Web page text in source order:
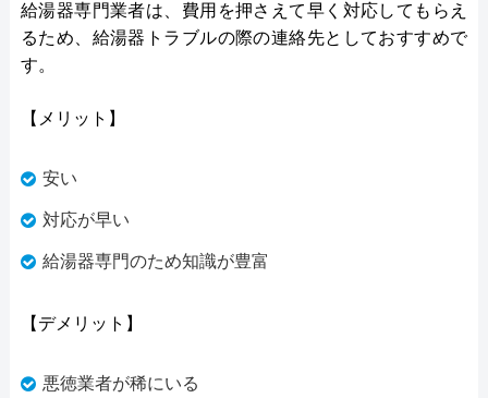
給湯器専門業者は、費用を押さえて早く対応してもらえ
るため、給湯器トラブルの際の連絡先としておすすめで
す。
【メリット】
安い
対応が早い
給湯器専門のため知識が豊富
【デメリット】
悪徳業者が稀にいる